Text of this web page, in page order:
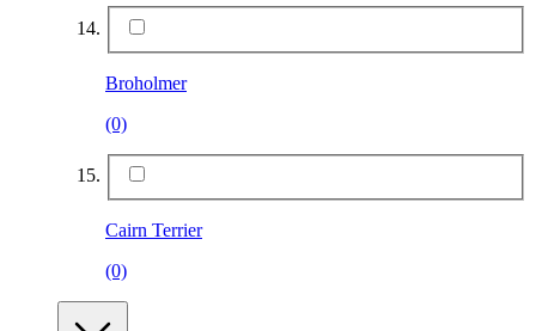
Broholmer
(0)
Cairn Terrier
(0)